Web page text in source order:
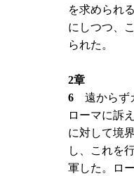
を求められ
にしつつ、
られた。
2章
6 遠からず
ローマに訴
に対して境
し、これを
軍した。ロ